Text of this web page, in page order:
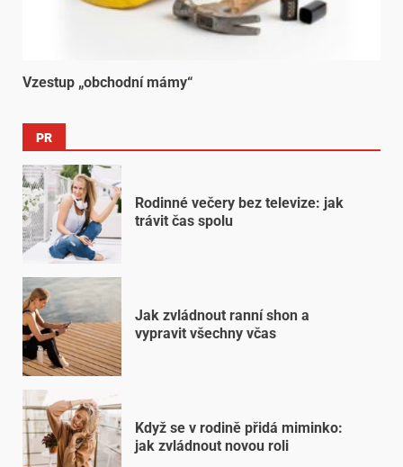
Vzestup „obchodní mámy“
PR
Rodinné večery bez televize: jak
trávit čas spolu
Jak zvládnout ranní shon a
vypravit všechny včas
Když se v rodině přidá miminko:
jak zvládnout novou roli